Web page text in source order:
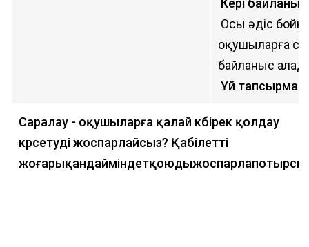
Кері байланыс.
Осы әдіс
оқушыларға
байланыс
Үй
Саралау - оқушыларға қалай көбірек қолдау
көрсетуді жоспарлайсыз? Қабілетті